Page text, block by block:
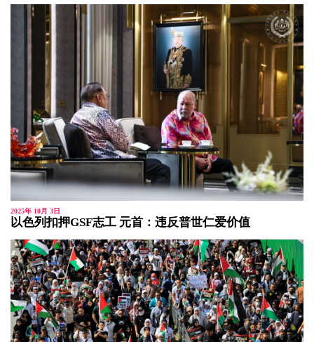
2025年 10月 3日
以色列扣押GSF志工 元首：违反普世仁爱价值